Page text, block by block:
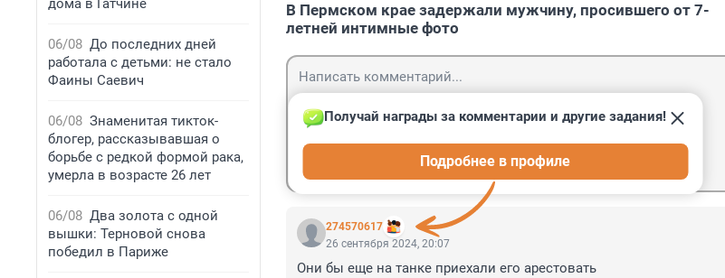
дома в Гатчине
06/08 До последних дней
работала с детьми: не стало
Фаины Саевич
06/08 Знаменитая тикток-
блогер, рассказывавшая о
борьбе с редкой формой рака,
умерла в возрасте 26 лет
06/08 Два золота с одной
вышки: Терновой снова
победил в Париже
В Пермском крае задержали мужчину, просившего от 7-
летней интимные фото
274570617
Получай награды за комментарии и другие задания!
Подробнее в профиле
26 сентября 2024, 20:07
Они бы еще на танке приехали его арестовать